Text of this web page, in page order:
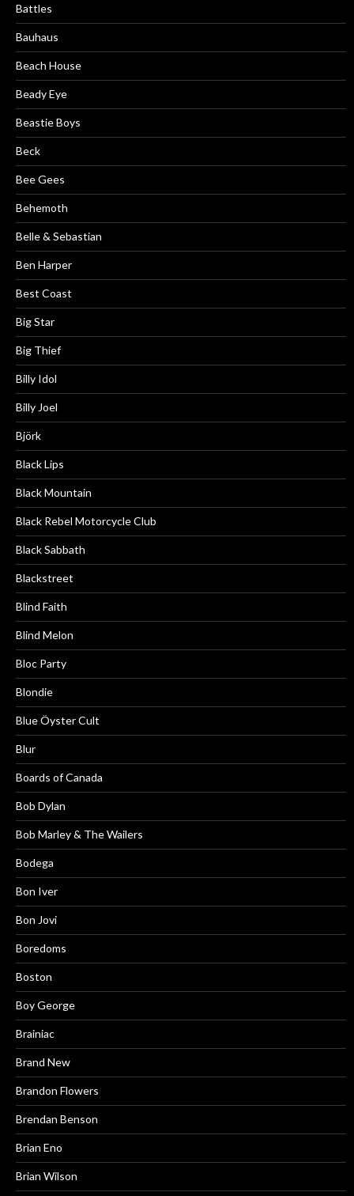
Battles
Bauhaus
Beach House
Beady Eye
Beastie Boys
Beck
Bee Gees
Behemoth
Belle & Sebastian
Ben Harper
Best Coast
Big Star
Big Thief
Billy Idol
Billy Joel
Björk
Black Lips
Black Mountain
Black Rebel Motorcycle Club
Black Sabbath
Blackstreet
Blind Faith
Blind Melon
Bloc Party
Blondie
Blue Öyster Cult
Blur
Boards of Canada
Bob Dylan
Bob Marley & The Wailers
Bodega
Bon Iver
Bon Jovi
Boredoms
Boston
Boy George
Brainiac
Brand New
Brandon Flowers
Brendan Benson
Brian Eno
Brian Wilson